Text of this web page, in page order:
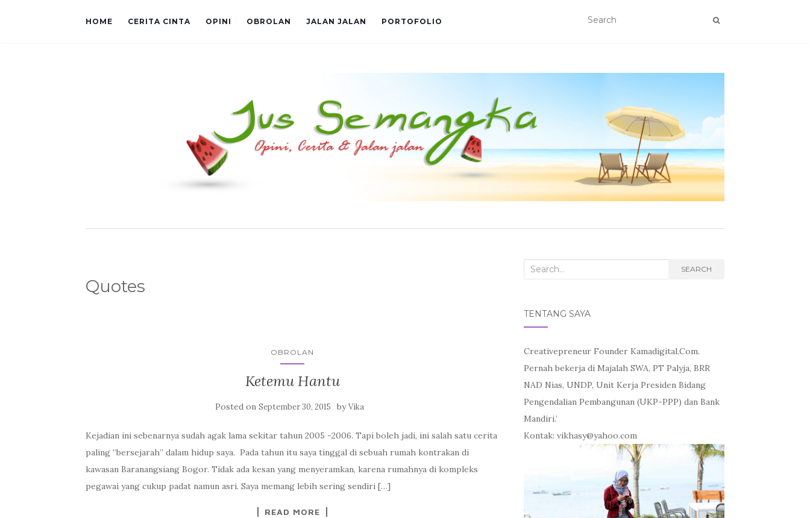
HOME CERITA CINTA OPINI OBROLAN JALAN JALAN PORTOFOLIO
Quotes
OBROLAN
Ketemu Hantu
Posted on September 30, 2015 byVika
Kejadian ini sebenarnya sudah agak lama sekitar tahun 2005 -2006. Tapi boleh jadi, ini salah satu cerita
paling “bersejarah” dalam hidup saya. Pada tahun itu saya tinggal di sebuah rumah kontrakan di
kawasan Baranangsiang Bogor. Tidak ada kesan yang menyeramkan, karena rumahnya di kompleks
pegawai yang cukup padat namun asri. Saya memang lebih sering sendiri […]
READ MORE
Search
SEARCH
TENTANG SAYA
Creativepreneur Founder Kamadigital.Com.
Pernah bekerja di Majalah SWA, PT Palyja, BRR
NAD Nias, UNDP, Unit Kerja Presiden Bidang
Pengendalian Pembangunan (UKP-PPP) dan Bank
Mandiri.’
Kontak: vikhasy@yahoo.com